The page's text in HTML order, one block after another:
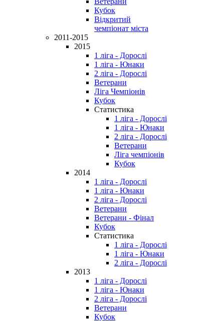
Кубок
Відкритий
чемпіонат міста
2011-2015
2015
1 ліга - Дорослі
1 ліга - Юнаки
2 ліга - Дорослі
Ветерани
Ліга Чемпіонів
Кубок
Статистика
1 ліга - Дорослі
1 ліга - Юнаки
2 ліга - Дорослі
Ветерани
Ліга чемпіонів
Кубок
2014
1 ліга - Дорослі
1 ліга - Юнаки
2 ліга - Дорослі
Ветерани
Ветерани - Фінал
Кубок
Статистика
1 ліга - Дорослі
1 ліга - Юнаки
2 ліга - Дорослі
2013
1 ліга - Дорослі
1 ліга - Юнаки
2 ліга - Дорослі
Ветерани
Кубок